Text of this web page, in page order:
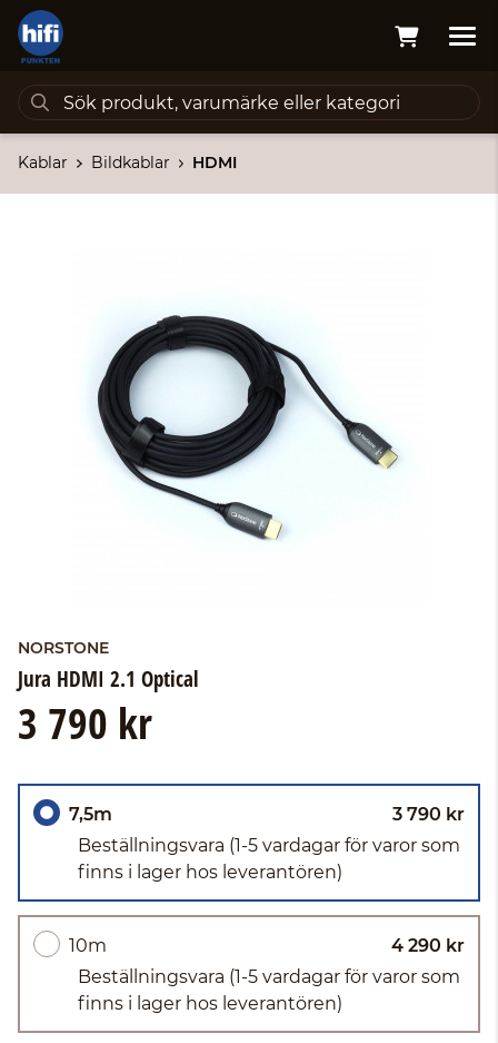
Kablar Bildkablar HDMI
NORSTONE
Jura HDMI 2.1 Optical
3 790 kr
7,5m
3 790 kr
Beställningsvara (1-5 vardagar för varor som
finns i lager hos leverantören)
10m
4 290 kr
Beställningsvara (1-5 vardagar för varor som
finns i lager hos leverantören)